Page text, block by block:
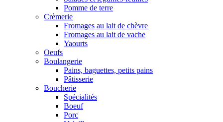
Pomme de terre
Crèmerie
Fromages au lait de chèvre
Fromages au lait de vache
Yaourts
Oeufs
Boulangerie
Pains, baguettes, petits pains
Pâtisserie
Boucherie
Spécialités
Boeuf
Porc